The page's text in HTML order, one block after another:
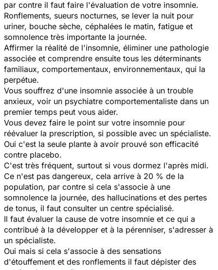
par contre il faut faire l'évaluation de votre insomnie.
Ronflements, sueurs nocturnes, se lever la nuit pour
uriner, bouche sèche, céphalées le matin, fatigue et
somnolence très importante la journée.
Affirmer la réalité de l'insomnie, éliminer une pathologie
associée et comprendre ensuite tous les déterminants
familiaux, comportementaux, environnementaux, qui la
perpétue.
Vous souffrez d'une insomnie associée à un trouble
anxieux, voir un psychiatre comportementaliste dans un
premier temps peut vous aider.
Vous devez faire le point sur votre insomnie pour
réévaluer la prescription, si possible avec un spécialiste.
Oui c'est la seule plante à avoir prouvé son efficacité
contre placebo.
C'est très fréquent, surtout si vous dormez l'après midi.
Ce n'est pas dangereux, cela arrive à 20 % de la
population, par contre si cela s'associe à une
somnolence la journée, des hallucinations et des pertes
de tonus, il faut consulter un centre spécialisé.
Il faut évaluer la cause de votre insomnie et ce qui a
contribué à la développer et à la pérenniser, s'adresser à
un spécialiste.
Oui mais si cela s'associe à des sensations
d'étouffement et des ronflements il faut dépister des